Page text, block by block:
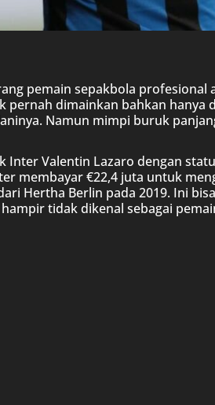
pemain sepakbola profesional
dimainkan bahkan hanya
Namun mimpi buruk
Valentin Lazaro dengan
membayar €22,4 juta untuk
Hertha Berlin pada 2019. Ini
tidak dikenal sebagai